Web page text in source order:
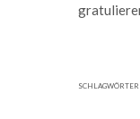
SCHLAGWÖRTER